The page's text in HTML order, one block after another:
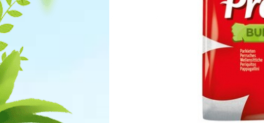
Стоматология